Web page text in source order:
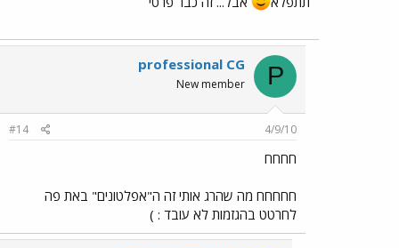
P
professional CG
New member
4/9/10
#14
חחחח
חחחחח מה שהרג אותי זה ה"אפלטונים" באת פה
לחרטט בהגזמות לא עובד : )